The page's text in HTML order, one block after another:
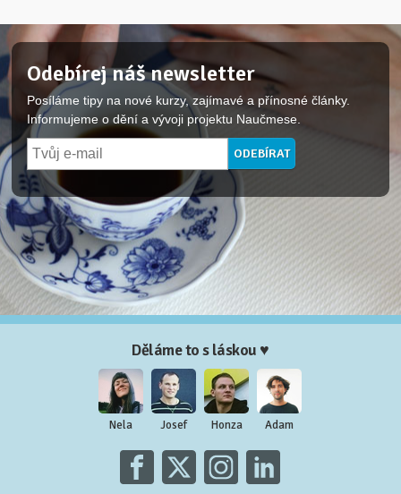
Odebírej náš newsletter
Posíláme tipy na nové kurzy, zajímavé a přínosné články.
Informujeme o dění a vývoji projektu Naučmese.
Děláme to s láskou ♥
Nela Josef Honza Adam